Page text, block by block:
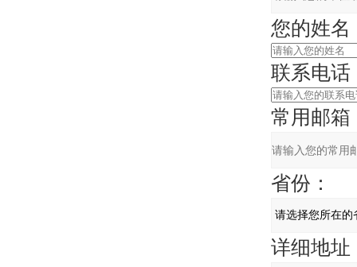
您的姓名
联系电话
常用邮箱
省份：
详细地址